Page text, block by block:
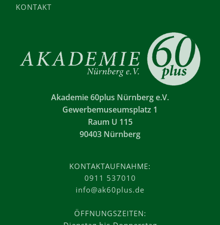
KONTAKT
Akademie 60plus Nürnberg e.V.
Gewerbemuseumsplatz 1
Raum U 115
90403 Nürnberg
KONTAKTAUFNAHME:
0911 537010
info@ak60plus.de
ÖFFNUNGSZEITEN: